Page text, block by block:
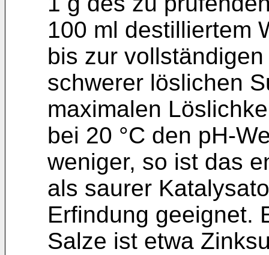
100 ml destilliertem
bis zur
schwerer löslichen
maximalen
bei 20 °C den pH-
weniger, so ist das
als saurer
Erfindung geeignet.
Salze ist etwa